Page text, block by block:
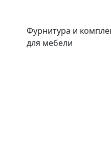
Фурнитура и
для мебели